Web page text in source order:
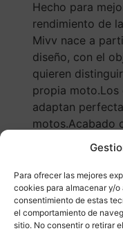
Para ofrecer las mejores
cookies para almacenar y/
consentimiento de estas
el comportamiento de
sitio. No consentir o retirar
Hecho para
rendimiento de
Mivv nace a
diseño, con el
quieren
propia moto.Los
adaptan
motos.Acabado
es una línea que
compromiso
dB-killer
el cuerpo de
escape ligereza